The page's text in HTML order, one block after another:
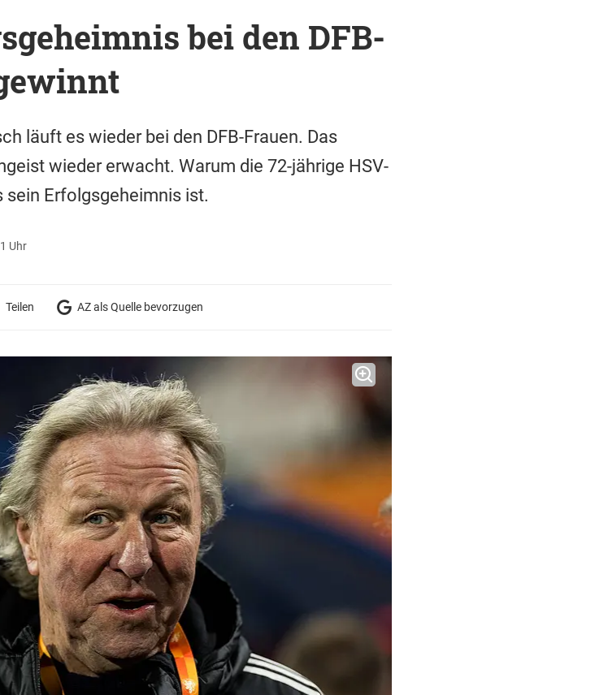
bei den DFB-
läuft es wieder bei den DFB-Frauen. Das
wieder erwacht. Warum die 72-jährige HSV-
Erfolgsgeheimnis ist.
Uhr
Teilen AZ als Quelle bevorzugen